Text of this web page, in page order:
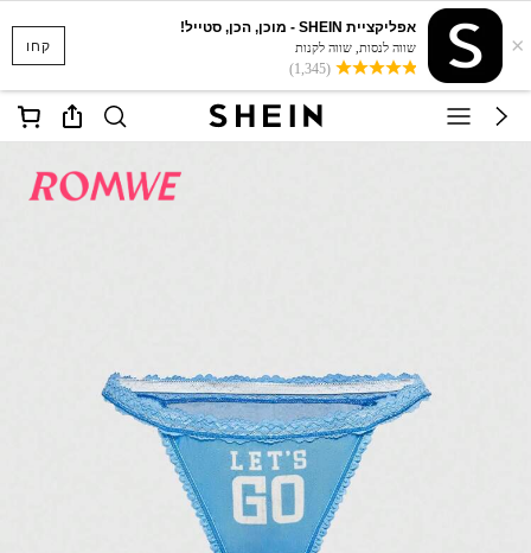
קחו ×
אפליקציית SHEIN - מוכן, הכן, סטייל!
שווה לנסות, שווה לקנות
(1,345)